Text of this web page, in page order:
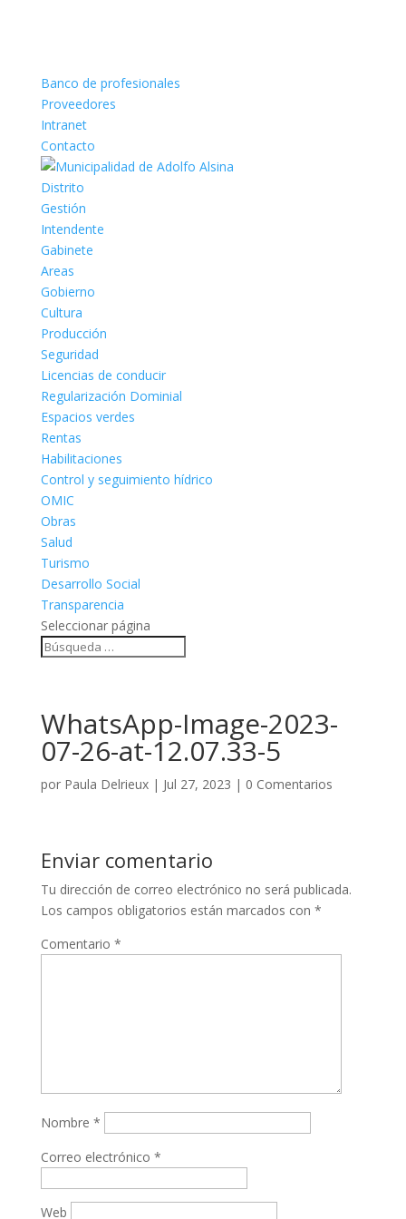
Banco de profesionales
Proveedores
Intranet
Contacto
Distrito
Gestión
Intendente
Gabinete
Areas
Gobierno
Cultura
Producción
Seguridad
Licencias de conducir
Regularización Dominial
Espacios verdes
Rentas
Habilitaciones
Control y seguimiento hídrico
OMIC
Obras
Salud
Turismo
Desarrollo Social
Transparencia
Seleccionar página
WhatsApp-Image-2023-
07-26-at-12.07.33-5
por Paula Delrieux| Jul 27, 2023 | 0 Comentarios
Enviar comentario
Tu dirección de correo electrónico no será publicada.
Los campos obligatorios están marcados con *
Comentario *
Nombre *
Correo electrónico *
Web